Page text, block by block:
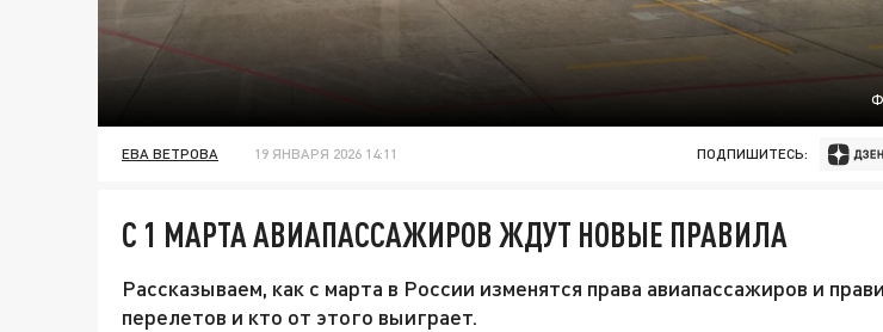
ЕВА ВЕТРОВА 19 ЯНВАРЯ 2026 14:11 ПОДПИШИТЕСЬ:
С 1 МАРТА АВИАПАССАЖИРОВ ЖДУТ НОВЫЕ ПРАВИЛА
Рассказываем, как с марта в России изменятся права авиапассажиров и
перелетов и кто от этого выиграет.